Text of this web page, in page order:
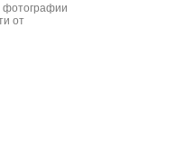
фотографии
от